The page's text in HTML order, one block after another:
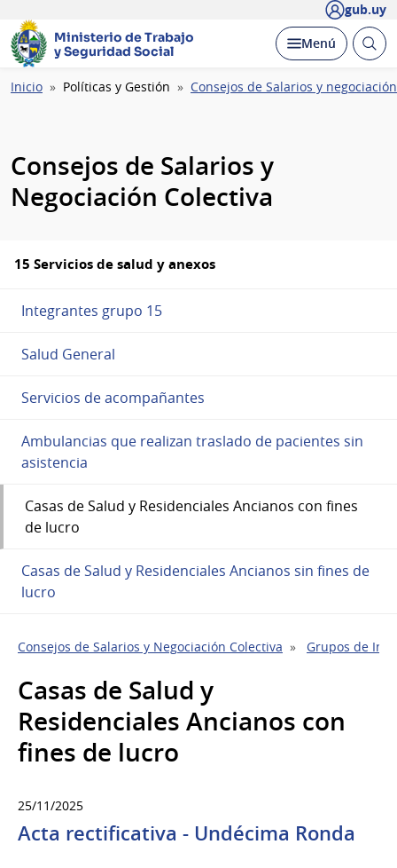
gub.uy
Ministerio de Trabajo
y Seguridad Social
Desplegar
Menú Abrir
Ruta
Inicio Políticas y Gestión Consejos de Salarios y
Consejos de Salarios y
Negociación Colectiva
15 Servicios de salud y anexos
Integrantes grupo 15
Salud General
Servicios de acompañantes
Ambulancias que realizan traslado de pacientes sin
asistencia
Casas de Salud y Residenciales Ancianos con fines
de lucro
Casas de Salud y Residenciales Ancianos sin fines de
lucro
Consejos de Salarios y Negociación Colectiva Grupos de
Casas de Salud y
Residenciales Ancianos con
fines de lucro
25/11/2025
Acta rectificativa - Undécima Ronda